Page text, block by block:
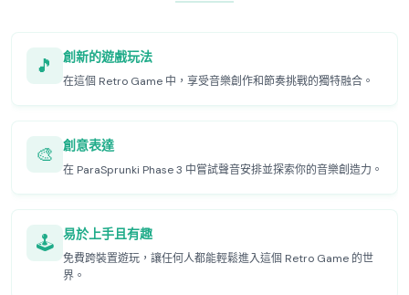
🎵 創新的遊戲玩法
在這個 Retro Game 中，享受音樂創作和節奏挑戰的獨特融合。
🎨 創意表達
在 ParaSprunki Phase 3 中嘗試聲音安排並探索你的音樂創造力。
🕹️ 易於上手且有趣
免費跨裝置遊玩，讓任何人都能輕鬆進入這個 Retro Game 的世
界。